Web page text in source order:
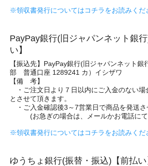
※領収書発行についてはコチラをお読みくだ
PayPay銀行(旧ジャパンネット銀
い】
【振込先】PayPay銀行(旧ジャパンネット銀
部 普通口座 1289241 カ）イシザワ
【備 考】
・ご注文日より７日以内にご入金のない場
とさせて頂きます。
・ご入金確認後3～7営業日で商品を発送さ
(お急ぎの場合は、メールかお電話にて
※領収書発行についてはコチラをお読みくだ
ゆうちょ銀行(振替・振込)【前払い